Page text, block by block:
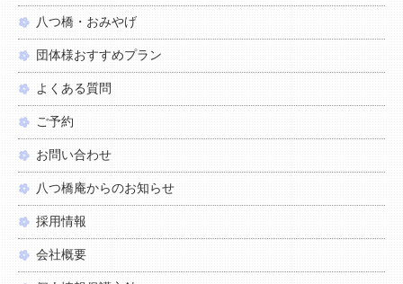
八つ橋・おみやげ
団体様おすすめプラン
よくある質問
ご予約
お問い合わせ
八つ橋庵からのお知らせ
採用情報
会社概要